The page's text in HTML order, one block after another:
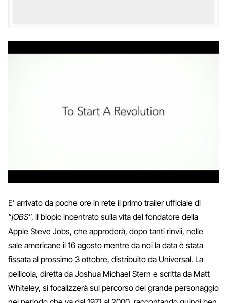
E’ arrivato da poche ore in rete il primo trailer ufficiale di
“jOBS”, il biopic incentrato sulla vita del fondatore della
Apple Steve Jobs, che approderà, dopo tanti rinvii, nelle
sale americane il 16 agosto mentre da noi la data è stata
fissata al prossimo 3 ottobre, distribuito da Universal. La
pellicola, diretta da Joshua Michael Stern e scritta da Matt
Whiteley, si focalizzerà sul percorso del grande personaggio